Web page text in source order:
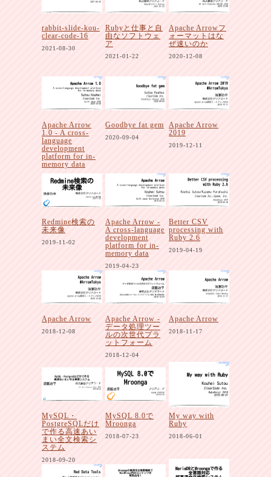
rabbit-slide-kou-
clear-code-16
2021-08-30
Rubyと仕事と自
由なソフトウェ
ア
2021-01-22
Apache Arrowフ
ォーマットはな
ぜ速いのか
2020-12-08
Apache Arrow
1.0 - A cross-
language
development
platform for in-
memory data
2020-10-30
Goodbye fat gem
2020-09-04
Apache Arrow
2019
2019-12-11
Redmine検索の
未来像
2019-11-02
Apache Arrow -
A cross-language
development
platform for in-
memory data
2019-04-23
Better CSV
processing with
Ruby 2.6
2019-04-19
Apache Arrow
2018-12-08
Apache Arrow -
データ処理ツー
ルの次世代プラ
ットフォーム
2018-12-04
Apache Arrow
2018-11-17
MySQL・
PostgreSQLだけ
で作る高速あい
まい全文検索シ
ステム
2018-09-20
MySQL 8.0で
Mroonga
2018-07-23
My way with
Ruby
2018-06-01